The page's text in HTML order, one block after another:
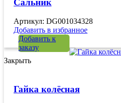
Сальник
Артикул: DG001034328
Добавить в избранное
Добавить к
заказу
Закрыть
Гайка колёсная